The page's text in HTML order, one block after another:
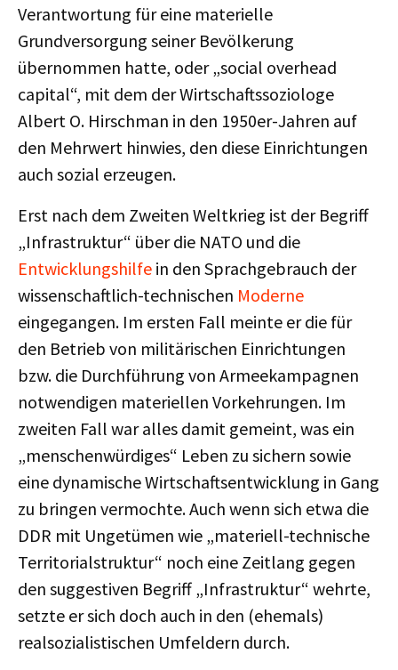
Verantwortung für eine materielle
Grundversorgung seiner Bevölkerung
übernommen hatte, oder „social overhead
capital“, mit dem der Wirtschaftssoziologe
Albert O. Hirschman in den 1950er-Jahren auf
den Mehrwert hinwies, den diese Einrichtungen
auch sozial erzeugen.
Erst nach dem Zweiten Weltkrieg ist der Begriff
„Infrastruktur“ über die NATO und die
Entwicklungshilfe in den Sprachgebrauch der
wissenschaftlich-technischen Moderne
eingegangen. Im ersten Fall meinte er die für
den Betrieb von militärischen Einrichtungen
bzw. die Durchführung von Armeekampagnen
notwendigen materiellen Vorkehrungen. Im
zweiten Fall war alles damit gemeint, was ein
„menschenwürdiges“ Leben zu sichern sowie
eine dynamische Wirtschaftsentwicklung in Gang
zu bringen vermochte. Auch wenn sich etwa die
DDR mit Ungetümen wie „materiell-technische
Territorialstruktur“ noch eine Zeitlang gegen
den suggestiven Begriff „Infrastruktur“ wehrte,
setzte er sich doch auch in den (ehemals)
realsozialistischen Umfeldern durch.